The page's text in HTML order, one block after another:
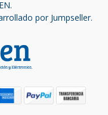
por Jumpseller.